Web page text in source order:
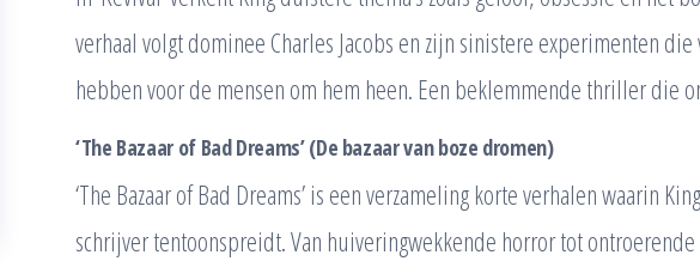
verhaal volgt dominee Charles Jacobs en zijn sinistere experimenten
hebben voor de mensen om hem heen. Een beklemmende thriller die
‘The Bazaar of Bad Dreams’ (De bazaar van boze dromen)
‘The Bazaar of Bad Dreams’ is een verzameling korte verhalen waarin
schrijver tentoonspreidt. Van huiveringwekkende horror tot ontroerende